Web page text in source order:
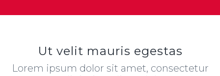
Ut velit mauris egestas
Lorem ipsum dolor sit amet, consectetur